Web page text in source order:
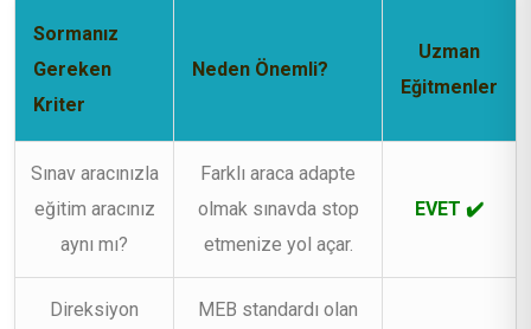
Sormanız
Gereken
Kriter
Neden Önemli?
Uzman
Eğitmenler
Sınav aracınızla
eğitim aracınız
aynı mı?
Farklı araca adapte
olmak sınavda stop
etmenize yol açar.
EVET ✔️
Direksiyon
MEB standardı olan